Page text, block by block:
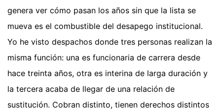
genera ver cómo pasan los años sin que la lista se
mueva es el combustible del desapego institucional.
Yo he visto despachos donde tres personas realizan la
misma función: una es funcionaria de carrera desde
hace treinta años, otra es interina de larga duración y
la tercera acaba de llegar de una relación de
sustitución. Cobran distinto, tienen derechos distintos